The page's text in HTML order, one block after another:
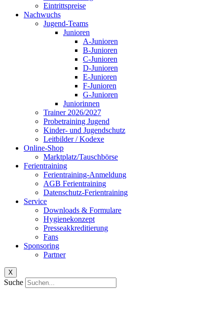
Eintrittspreise
Nachwuchs
Jugend-Teams
Junioren
A-Junioren
B-Junioren
C-Junioren
D-Junioren
E-Junioren
F-Junioren
G-Junioren
Juniorinnen
Trainer 2026/2027
Probetraining Jugend
Kinder- und Jugendschutz
Leitbilder / Kodexe
Online-Shop
Marktplatz/Tauschbörse
Ferientraining
Ferientraining-Anmeldung
AGB Ferientraining
Datenschutz-Ferientraining
Service
Downloads & Formulare
Hygienekonzept
Presseakkreditierung
Fans
Sponsoring
Partner
X
Suche